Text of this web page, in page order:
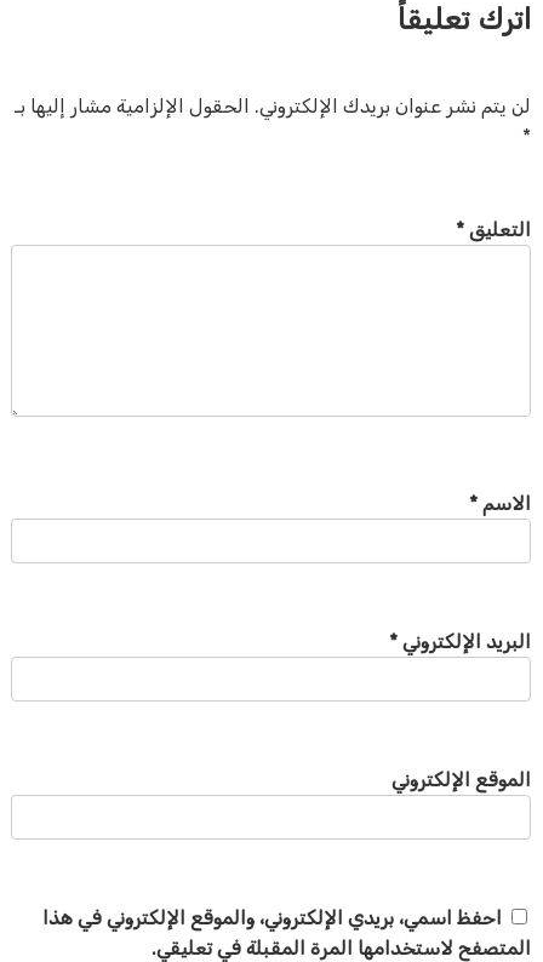
اترك تعليقاً
لن يتم نشر عنوان بريدك الإلكتروني. الحقول الإلزامية مشار إليها بـ
*
التعليق *
الاسم *
البريد الإلكتروني *
الموقع الإلكتروني
احفظ اسمي، بريدي الإلكتروني، والموقع الإلكتروني في هذا
المتصفح لاستخدامها المرة المقبلة في تعليقي.